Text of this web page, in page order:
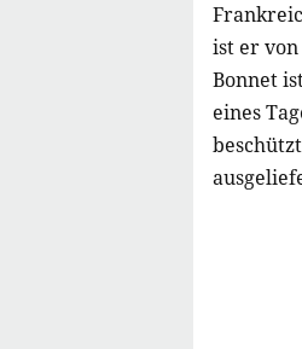
ist er
Bonnet
eines